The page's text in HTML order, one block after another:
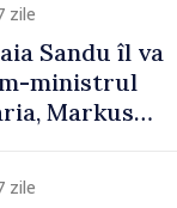
zile
Sandu îl va
ministrul
Markus
zile